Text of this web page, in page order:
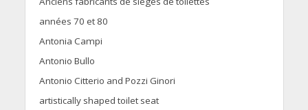
années 70 et 80
Antonia Campi
Antonio Bullo
Antonio Citterio and Pozzi Ginori
artistically shaped toilet seat